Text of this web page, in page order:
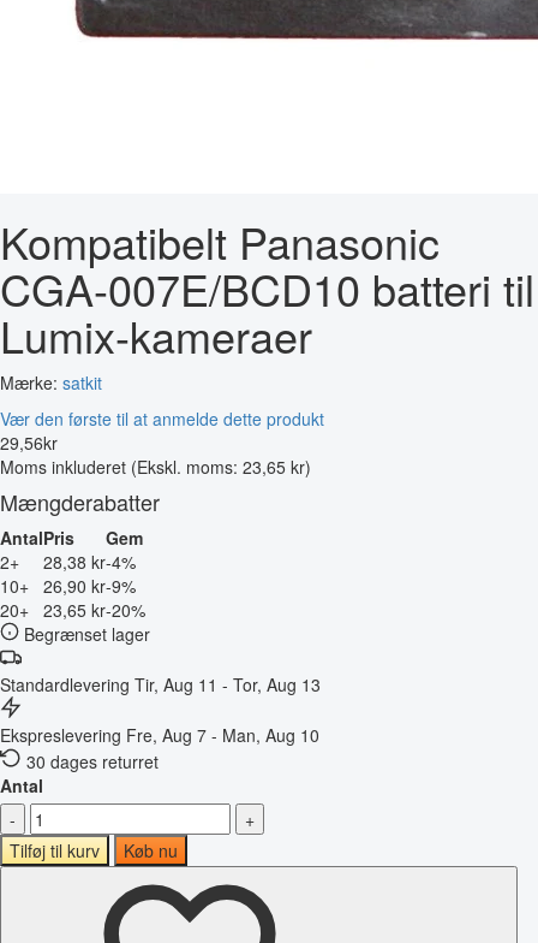
Kompatibelt Panasonic
CGA-007E/BCD10 batteri til
Lumix-kameraer
Mærke: satkit
Vær den første til at anmelde dette produkt
29,56kr
Moms inkluderet (Ekskl. moms: 23,65 kr)
Mængderabatter
AntalPris
Gem
2+
28,38 kr-4%
10+ 26,90 kr-9%
20+ 23,65 kr-20%
Begrænset lager
Standardlevering Tir, Aug 11 - Tor, Aug 13
Ekspreslevering Fre, Aug 7 - Man, Aug 10
30 dages returret
Antal
-
+
Tilføj til kurv
Køb nu